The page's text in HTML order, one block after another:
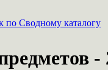
по Сводному каталогу
-